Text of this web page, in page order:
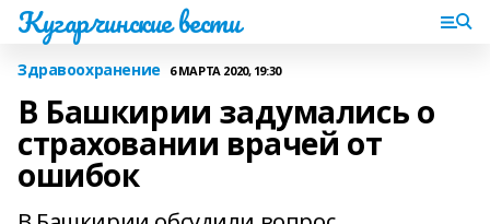
Кугарчинские вести
Здравоохранение 6 МАРТА 2020, 19:30
В Башкирии задумались о
страховании врачей от
ошибок